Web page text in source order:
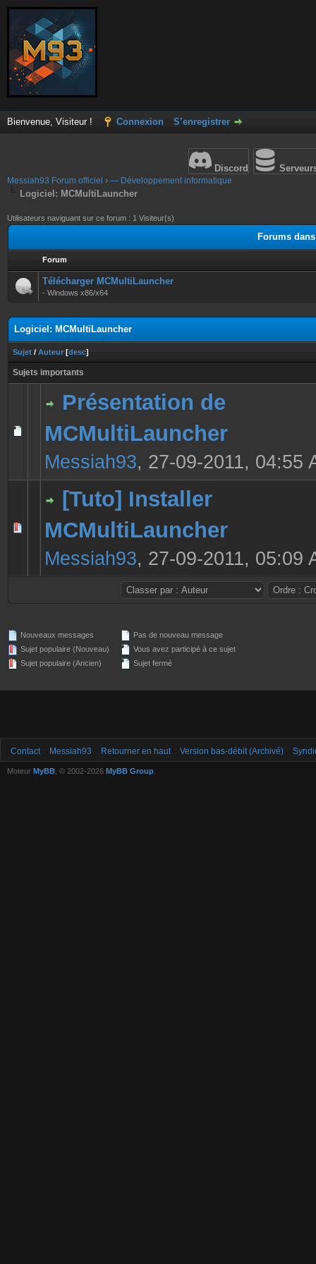
Bienvenue, Visiteur ! Connexion S’enregistrer
Discord
Messiah93 Forum officiel › — Développement informatique
Logiciel: MCMultiLauncher
Utilisateurs naviguant sur ce forum : 1 Visiteur(s)
Forums
Forum
Télécharger MCMultiLauncher
- Windows x86/x64
Logiciel: MCMultiLauncher
Sujet / Auteur [desc]
Sujets importants
Présentation de
MCMultiLauncher
Messiah93, 27-09-2011, 04:55
0 Votes - 0 sur 5 en moyenne
1 2 3 45
[Tuto] Installer
MCMultiLauncher
Messiah93, 27-09-2011, 05:09
0 Votes - 0 sur 5 en moyenne
1 2 3 45
Nouveaux messages
Sujet populaire (Nouveau)
Sujet populaire (Ancien)
Pas de nouveau message
Vous avez participé à ce sujet
Sujet fermé
Contact Messiah93 Retourner en haut Version bas-débit (Archivé)
Moteur MyBB , © 2002-2026 MyBB Group